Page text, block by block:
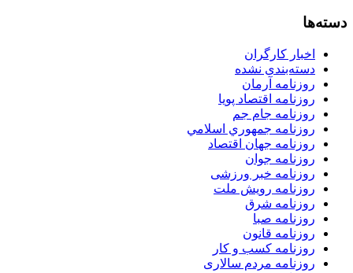
دسته‌ها
اخبار کارگران
دسته‌بندی نشده
روزنامه آرمان
روزنامه اقتصاد پویا
روزنامه جام جم
روزنامه جمهوري اسلامي
روزنامه جهان اقتصاد
روزنامه جوان
روزنامه خبر ورزشى
روزنامه رویش ملت
روزنامه شرق
روزنامه صبا
روزنامه قانون
روزنامه كسب و كار
روزنامه مردم سالاری